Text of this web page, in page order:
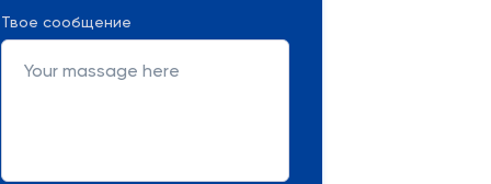
Твое сообщение